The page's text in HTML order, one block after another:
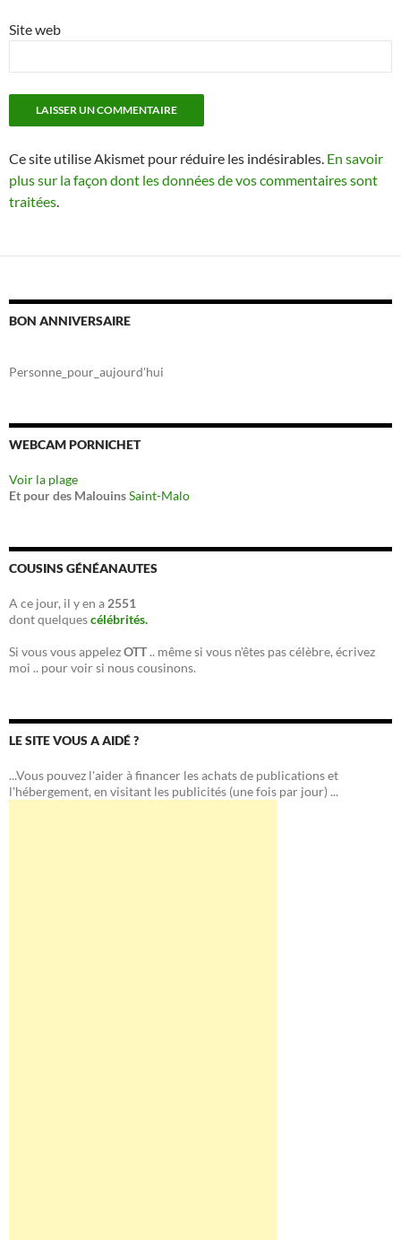
Site web
Ce site utilise Akismet pour réduire les indésirables. En savoir
plus sur la façon dont les données de vos commentaires sont
traitées.
BON ANNIVERSAIRE
Personne_pour_aujourd'hui
WEBCAM PORNICHET
Voir la plage
Et pour des MalouinsSaint-Malo
COUSINS GÉNÉANAUTES
A ce jour, il y en a 2551
dont quelquescélébrités.
Si vous vous appelezOTT.. même si vous n'êtes pas célèbre, écrivez
moi .. pour voir si nous cousinons.
LE SITE VOUS A AIDÉ ?
...Vous pouvez l'aider à financer les achats de publications et
l'hébergement, en visitant les publicités (une fois par jour) ...